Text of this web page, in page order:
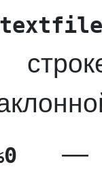
textfile